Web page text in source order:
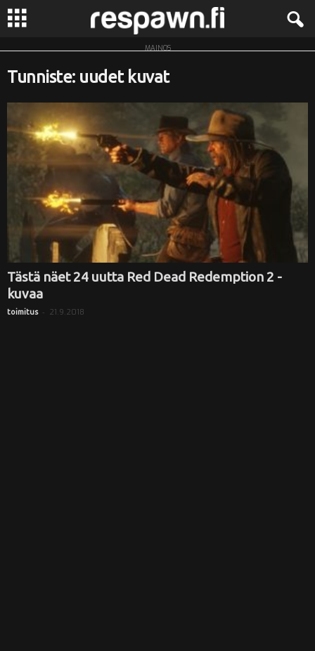
R
MAINOS
Tunniste: uudet kuvat
Tästä näet 24 uutta Red Dead Redemption 2 -
kuvaa
toimitus - 21.9.2018